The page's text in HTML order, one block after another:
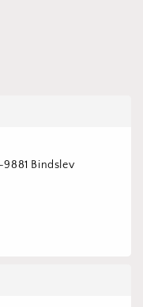
9881 Bindslev